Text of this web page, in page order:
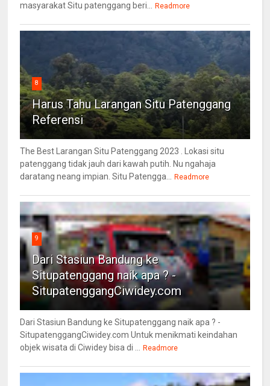
masyarakat Situ patenggang beri...
Readmore
8
Harus Tahu Larangan Situ Patenggang
Referensi
The Best Larangan Situ Patenggang 2023 . Lokasi situ
patenggang tidak jauh dari kawah putih. Nu ngahaja
daratang neang impian. Situ Patengga...
Readmore
9
Dari Stasiun Bandung ke
Situpatenggang naik apa ? -
SitupatenggangCiwidey.com
Dari Stasiun Bandung ke Situpatenggang naik apa ? -
SitupatenggangCiwidey.com Untuk menikmati keindahan
objek wisata di Ciwidey bisa di ...
Readmore